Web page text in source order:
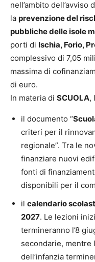
nell’ambito
la prevenzione del
pubbliche delle isole
porti di Ischia, Forio,
complessivo di 7,05
massima di
di euro.
In materia di SCUOLA,
il documento “
criteri per il
regionale”. Tra le
finanziare nuovi
fonti di
disponibili per il
il calendario
2027. Le lezioni
termineranno l’8
secondarie, mentre
dell’infanzia